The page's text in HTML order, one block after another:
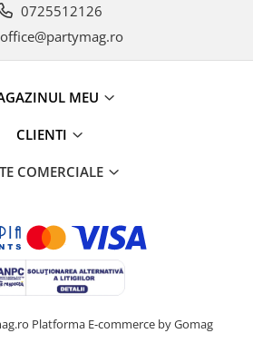
0725512126
office@partymag.ro
MEU
CLIENTI
COMERCIALE
Platforma E-commerce by Gomag